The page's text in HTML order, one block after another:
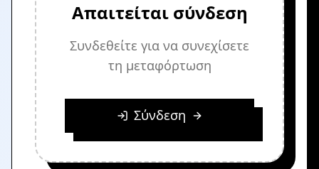
Απαιτείται σύνδεση
Συνδεθείτε για να συνεχίσετε
τη μεταφόρτωση
Σύνδεση